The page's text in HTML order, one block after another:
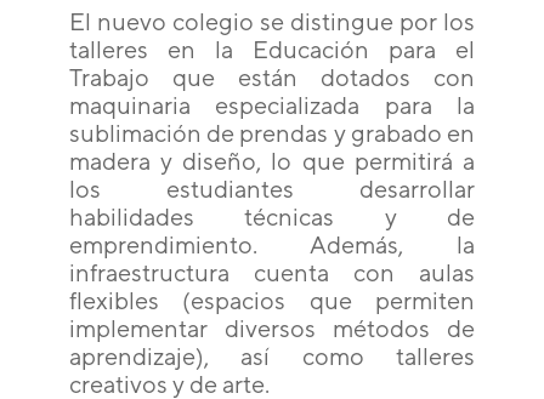
El nuevo colegio se distingue por los
talleres en la Educación para el
Trabajo que están dotados con
maquinaria especializada para la
sublimación de prendas y grabado en
madera y diseño, lo que permitirá a
los estudiantes desarrollar
habilidades técnicas y de
emprendimiento. Además, la
infraestructura cuenta con aulas
flexibles (espacios que permiten
implementar diversos métodos de
aprendizaje), así como talleres
creativos y de arte.